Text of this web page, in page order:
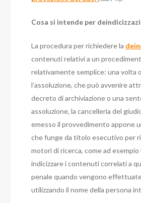
Cosa si intende per
La procedura per richiedere la
contenuti relativi a un
relativamente semplice: una volta
l’assoluzione, che può avvenire
decreto di archiviazione o una
assoluzione, la cancelleria del
emesso il provvedimento appone
che funge da titolo esecutivo per
motori di ricerca, come ad esempio
indicizzare i contenuti correlati a
penale quando vengono
utilizzando il nome della persona